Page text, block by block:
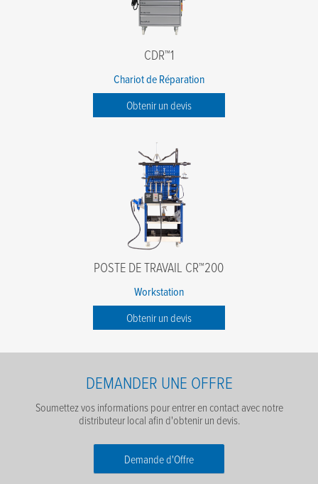
CDR™1
Chariot de Réparation
Obtenir un devis
POSTE DE TRAVAIL CR™200
Workstation
Obtenir un devis
DEMANDER UNE OFFRE
Soumettez vos informations pour entrer en contact avec notre
distributeur local afin d'obtenir un devis.
Demande d'Offre